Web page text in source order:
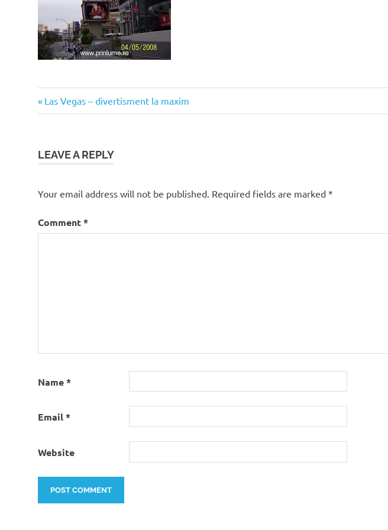
Post
Previous
Post:
Las Vegas – divertisment la maxim
LEAVE A REPLY
Your email address will not be published. Required fields are marked *
Comment*
Name*
Email*
Website